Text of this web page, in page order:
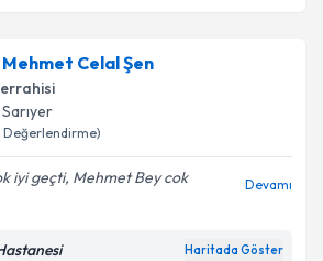
Celal Şen
Sarıyer
Değerlendirme)
iyi geçti, Mehmet Bey cok
Devamı
Haritada Göster